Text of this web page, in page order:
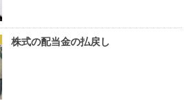
株式の配当金の払戻し